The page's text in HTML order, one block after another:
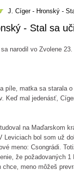
J. Cíger - Hronský -
- Stal sa
narodil vo Zvolene
píle, matka sa starala
Keď mal jedenásť,
na Maďarskom
Leviciach bol som už
meno: Csongrádi.
že požadovaných
chce, meno môžeš